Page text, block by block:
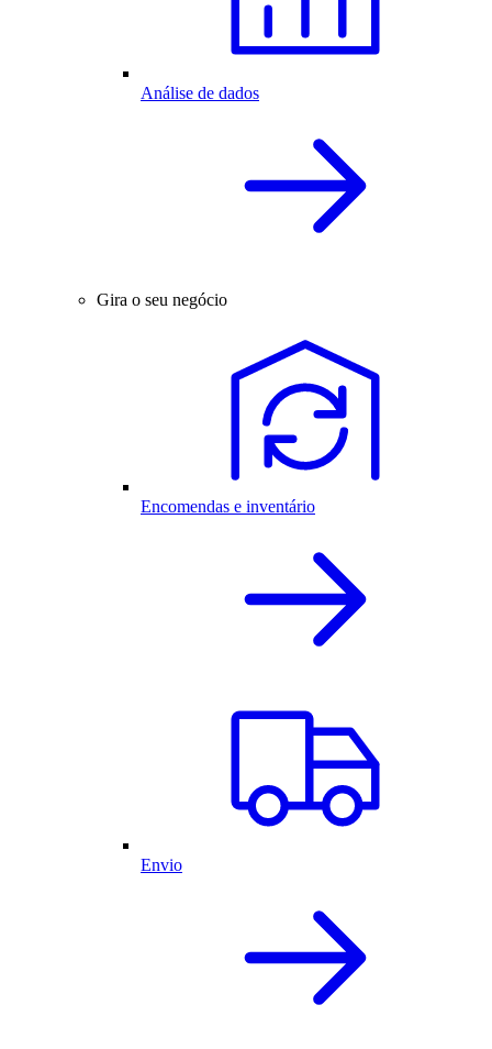
Análise de dados
Gira o seu negócio
Encomendas e inventário
Envio